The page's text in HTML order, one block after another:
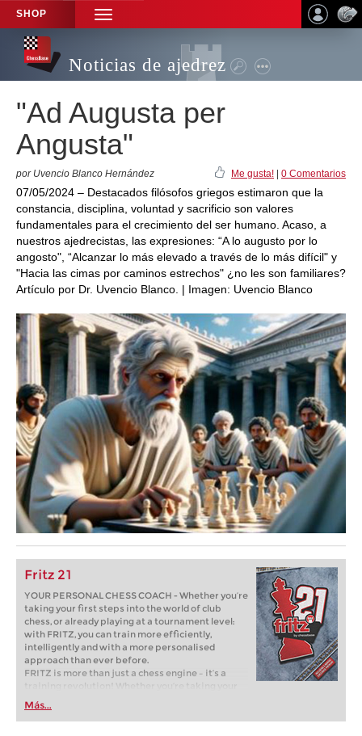
SHOP
TOGGLE
NAVIGATION
Noticias de ajedrez
"Ad Augusta per
Angusta"
por Uvencio Blanco Hernández Me gusta! 0 Comentarios
07/05/2024 – Destacados filósofos griegos estimaron que la
constancia, disciplina, voluntad y sacrificio son valores
fundamentales para el crecimiento del ser humano. Acaso, a
nuestros ajedrecistas, las expresiones: “A lo augusto por lo
angosto", “Alcanzar lo más elevado a través de lo más difícil" y
"Hacia las cimas por caminos estrechos" ¿no les son familiares?
Artículo por Dr. Uvencio Blanco. | Imagen: Uvencio Blanco
Fritz 21
YOUR PERSONAL CHESS COACH - Whether you’re
taking your first steps into the world of club
chess, or already playing at a tournament level:
with FRITZ, you can train more efficiently,
intelligently and with a more personalised
approach than ever before.
FRITZ is more than just a chess engine – it’s a
training revolution! Whether you’re taking your
first steps into the world of club chess, or already
playing at a tournament level: with FRITZ, you can
train more efficiently, intelligently and with a
Más...